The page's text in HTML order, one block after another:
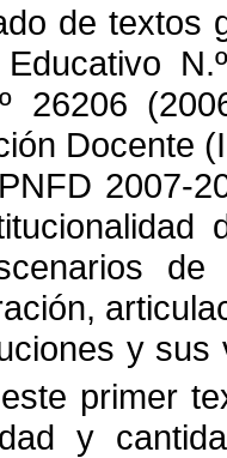
de textos
Educativo
26206
Docente
2007-
y sus
primer
y